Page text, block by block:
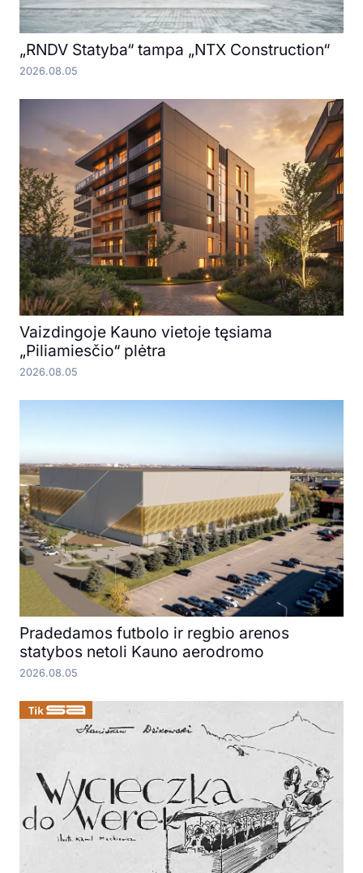
„RNDV Statyba“ tampa „NTX Construction“
2026.08.05
Vaizdingoje Kauno vietoje tęsiama
„Piliamiesčio“ plėtra
2026.08.05
Pradedamos futbolo ir regbio arenos
statybos netoli Kauno aerodromo
2026.08.05